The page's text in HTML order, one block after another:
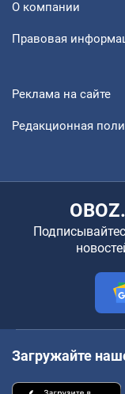
О компании
Правовая
Реклама на сайте
Редакционная
Загружайте